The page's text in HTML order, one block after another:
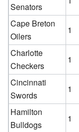
Senators
Cape Breton
Oilers
1
Charlotte
Checkers
1
Cincinnati
Swords
1
Hamilton
Bulldogs
1